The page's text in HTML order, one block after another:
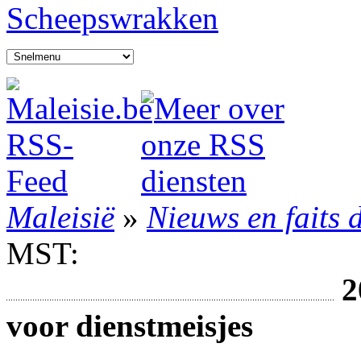
Scheepswrakken
Maleisië» Nieuws en faits
MST:
voor dienstmeisjes